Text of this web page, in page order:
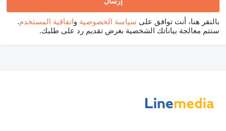
بالنقر هنا، أنت توافق على سياسة الخصوصية واتفاقية المستخدم.
ستتم معالجة بياناتك الشخصية بغرض تقديم رد على طلبك.